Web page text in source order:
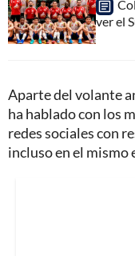
ver el
Aparte del volante
ha hablado con los
redes sociales con
incluso en el